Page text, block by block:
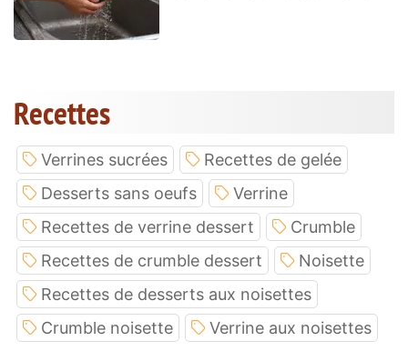
Recettes
Verrines sucrées
Recettes de gelée
Desserts sans oeufs
Verrine
Recettes de verrine dessert
Crumble
Recettes de crumble dessert
Noisette
Recettes de desserts aux noisettes
Crumble noisette
Verrine aux noisettes